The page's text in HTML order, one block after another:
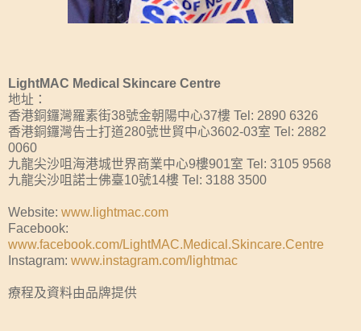
LightMAC Medical Skincare Centre
地址：
香港銅鑼灣羅素街38號金朝陽中心37樓 Tel: 2890 6326
香港銅鑼灣告士打道280號世貿中心3602-03室 Tel: 2882
0060
九龍尖沙咀海港城世界商業中心9樓901室 Tel: 3105 9568
九龍尖沙咀諾士佛臺10號14樓 Tel: 3188 3500
Website: www.lightmac.com
Facebook:
www.facebook.com/LightMAC.Medical.Skincare.Centre
Instagram: www.instagram.com/lightmac
療程及資料由品牌提供